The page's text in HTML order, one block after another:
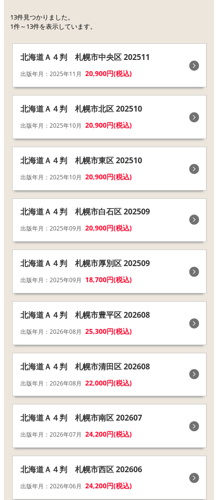
13件見つかりました。
1件～13件を表示しています。
北海道Ａ４判 札幌市中央区 202511
出版年月：2025年11月 20,900円(税込)
北海道Ａ４判 札幌市北区 202510
出版年月：2025年10月 20,900円(税込)
北海道Ａ４判 札幌市東区 202510
出版年月：2025年10月 20,900円(税込)
北海道Ａ４判 札幌市白石区 202509
出版年月：2025年09月 20,900円(税込)
北海道Ａ４判 札幌市厚別区 202509
出版年月：2025年09月 18,700円(税込)
北海道Ａ４判 札幌市豊平区 202608
出版年月：2026年08月 25,300円(税込)
北海道Ａ４判 札幌市清田区 202608
出版年月：2026年08月 22,000円(税込)
北海道Ａ４判 札幌市南区 202607
出版年月：2026年07月 24,200円(税込)
北海道Ａ４判 札幌市西区 202606
出版年月：2026年06月 24,200円(税込)